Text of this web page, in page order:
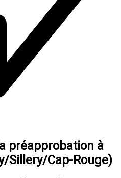
préapprobation à
Sillery/Cap-Rouge)